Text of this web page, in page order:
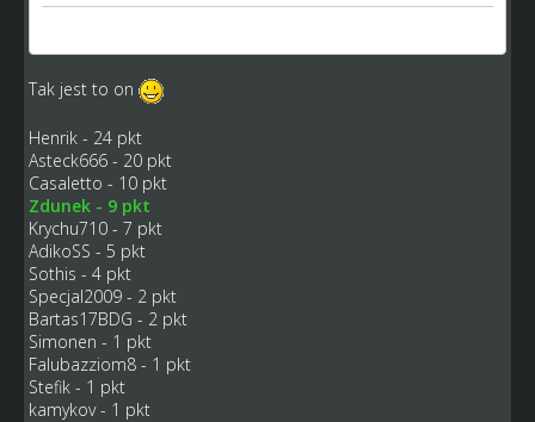
Tak jest to on
Henrik - 24 pkt
Asteck666 - 20 pkt
Casaletto - 10 pkt
Zdunek - 9 pkt
Krychu710 - 7 pkt
AdikoSS - 5 pkt
Sothis - 4 pkt
Specjal2009 - 2 pkt
Bartas17BDG - 2 pkt
Simonen - 1 pkt
Falubazziom8 - 1 pkt
Stefik - 1 pkt
kamykov - 1 pkt